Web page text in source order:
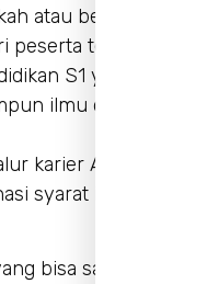
atau belum
peserta tertentu.
S1 yang
ilmu di Unhan,
karier ASN, TNI,
syarat ini krusial
bisa sangat